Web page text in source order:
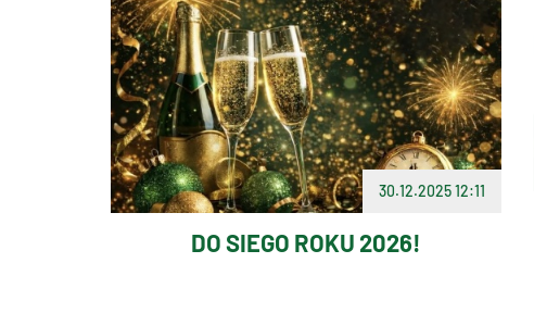
30.12.2025 12:11
DO SIEGO ROKU 2026!